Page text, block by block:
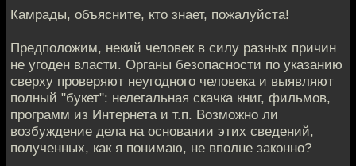
Камрады, объясните, кто знает, пожалуйста!
Предположим, некий человек в силу разных причин
не угоден власти. Органы безопасности по указанию
сверху проверяют неугодного человека и выявляют
полный "букет": нелегальная скачка книг, фильмов,
программ из Интернета и т.п. Возможно ли
возбуждение дела на основании этих сведений,
полученных, как я понимаю, не вполне законно?